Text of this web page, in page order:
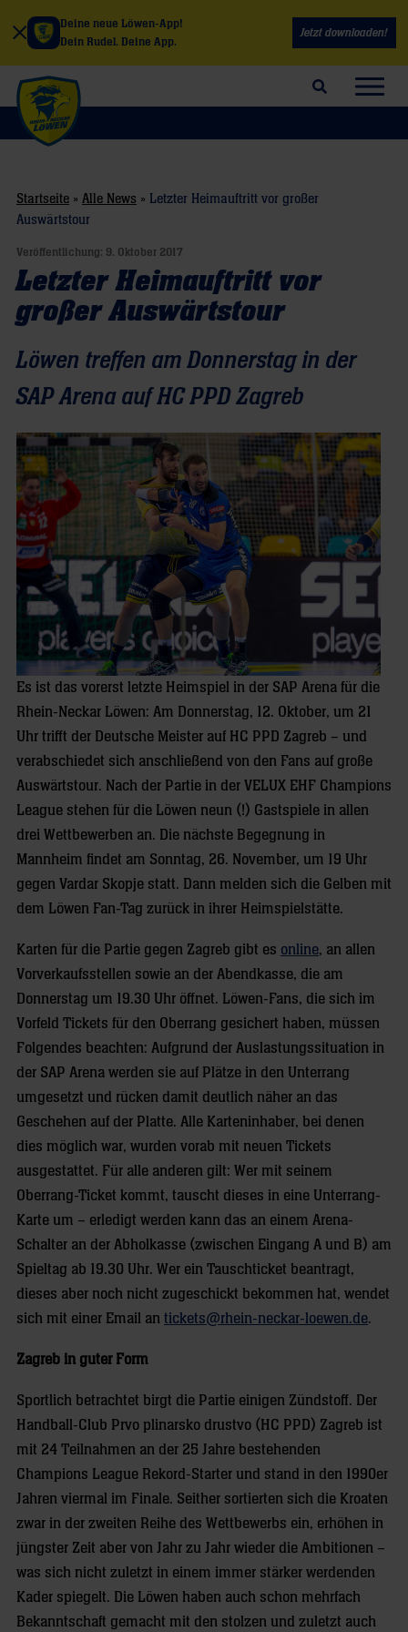
Deine neue Löwen-App!
Dein Rudel. Deine App.
Jetzt downloaden!
Suchfeld öffnen
Startseite » Alle News » Letzter Heimauftritt vor großer
Auswärtstour
Veröffentlichung: 9. Oktober 2017
Letzter Heimauftritt vor
großer Auswärtstour
Löwen treffen am Donnerstag in der
SAP Arena auf HC PPD Zagreb
Es ist das vorerst letzte Heimspiel in der SAP Arena für die
Rhein-Neckar Löwen: Am Donnerstag, 12. Oktober, um 21
Uhr trifft der Deutsche Meister auf HC PPD Zagreb – und
verabschiedet sich anschließend von den Fans auf große
Auswärtstour. Nach der Partie in der VELUX EHF Champions
League stehen für die Löwen neun (!) Gastspiele in allen
drei Wettbewerben an. Die nächste Begegnung in
Mannheim findet am Sonntag, 26. November, um 19 Uhr
gegen Vardar Skopje statt. Dann melden sich die Gelben mit
dem Löwen Fan-Tag zurück in ihrer Heimspielstätte.
Karten für die Partie gegen Zagreb gibt es online, an allen
Vorverkaufsstellen sowie an der Abendkasse, die am
Donnerstag um 19.30 Uhr öffnet. Löwen-Fans, die sich im
Vorfeld Tickets für den Oberrang gesichert haben, müssen
Folgendes beachten: Aufgrund der Auslastungssituation in
der SAP Arena werden sie auf Plätze in den Unterrang
umgesetzt und rücken damit deutlich näher an das
Geschehen auf der Platte. Alle Karteninhaber, bei denen
dies möglich war, wurden vorab mit neuen Tickets
ausgestattet. Für alle anderen gilt: Wer mit seinem
Oberrang-Ticket kommt, tauscht dieses in eine Unterrang-
Karte um – erledigt werden kann das an einem Arena-
Schalter an der Abholkasse (zwischen Eingang A und B) am
Spieltag ab 19.30 Uhr. Wer ein Tauschticket beantragt,
dieses aber noch nicht zugeschickt bekommen hat, wendet
sich mit einer Email an tickets@rhein-neckar-loewen.de.
Zagreb in guter Form
Sportlich betrachtet birgt die Partie einigen Zündstoff. Der
Handball-Club Prvo plinarsko drustvo (HC PPD) Zagreb ist
mit 24 Teilnahmen an der 25 Jahre bestehenden
Champions League Rekord-Starter und stand in den 1990er
Jahren viermal im Finale. Seither sortierten sich die Kroaten
zwar in der zweiten Reihe des Wettbewerbs ein, erhöhen in
jüngster Zeit aber von Jahr zu Jahr wieder die Ambitionen –
was sich nicht zuletzt in einem immer stärker werdenden
Kader spiegelt. Die Löwen haben auch schon mehrfach
Bekanntschaft gemacht mit den stolzen und zuletzt auch